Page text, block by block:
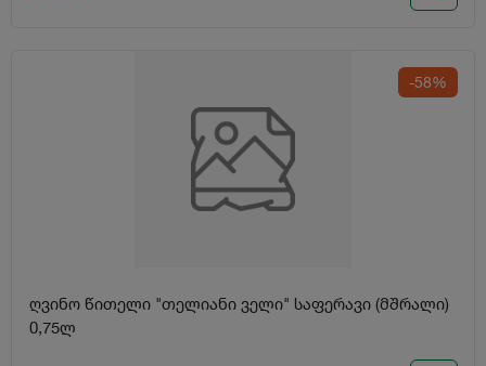
-58%
ღვინო წითელი "თელიანი ველი" საფერავი (მშრალი)
0,75ლ